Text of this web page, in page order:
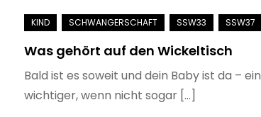
Was gehört auf den Wickeltisch
Bald ist es soweit und dein Baby ist da – ein
wichtiger, wenn nicht sogar […]